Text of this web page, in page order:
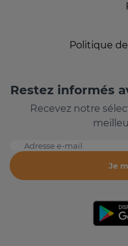
Politique
Restez informés
Recevez notre
Adresse e-mail
Je